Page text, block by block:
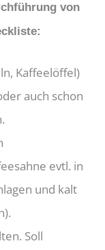
von
Kaffeelöffel)
auch schon
evtl. in
und kalt
Soll